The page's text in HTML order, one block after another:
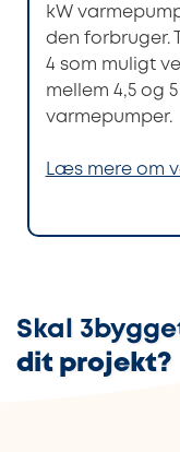
kW
den forbruger.
4 som muligt
mellem 4,5 og
varmepumper.
Læs mere om
Skal
dit projekt?